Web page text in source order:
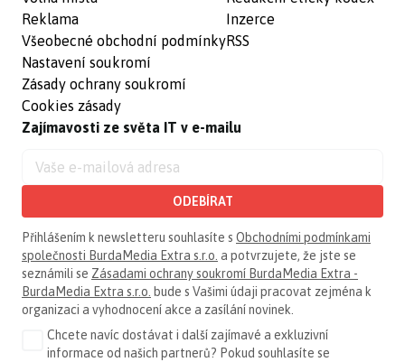
Reklama
Všeobecné obchodní podmínky
Nastavení soukromí
Zásady ochrany soukromí
Cookies zásady
Inzerce
RSS
Zajímavosti ze světa IT v e-mailu
ODEBÍRAT
Přihlášením k newsletteru souhlasíte s Obchodními podmínkami
společnosti BurdaMedia Extra s.r.o. a potvrzujete, že jste se
seznámili se Zásadami ochrany soukromí BurdaMedia Extra -
BurdaMedia Extra s.r.o. bude s Vašimi údaji pracovat zejména k
organizaci a vyhodnocení akce a zasílání novinek.
Chcete navíc dostávat i další zajímavé a exkluzivní
informace od našich partnerů? Pokud souhlasíte se